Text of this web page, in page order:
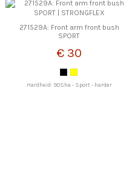
271529A: Front arm front bush
SPORT
€ 30
Hardheid: 90Sha - Sport - harder